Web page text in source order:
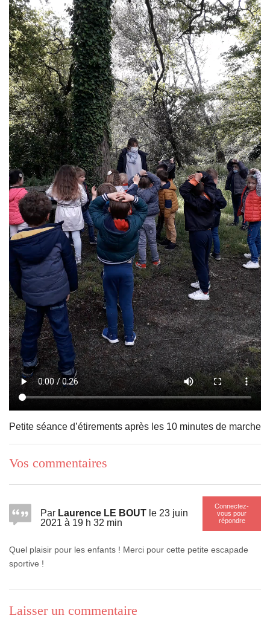
Petite séance d’étirements après les 10 minutes de marche
Vos commentaires
Par Laurence LE BOUT le 23 juin
2021 à 19 h 32 min
Connectez-
vous pour
répondre
Quel plaisir pour les enfants ! Merci pour cette petite escapade
sportive !
Laisser un commentaire